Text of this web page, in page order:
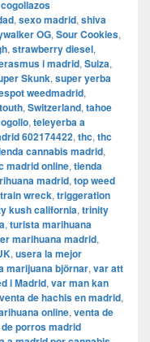
, sexo madrid, shiva
OG, Sour Cookies,
, strawberry diesel,
i madrid, Suiza,
Skunk, super yerba
weedmadrid,
, Switzerland, tahoe
, teleyerba a
602174422, thc, thc
cannabis madrid,
madrid online, tienda
madrid, top weed
train wreck, triggeration
kush california, trinity
, turista marihuana
marihuana madrid,
, usera la mejor
marijuana björnar, var att
i Madrid, var man kan
venta de hachis en madrid,
online, venta de
porros madrid